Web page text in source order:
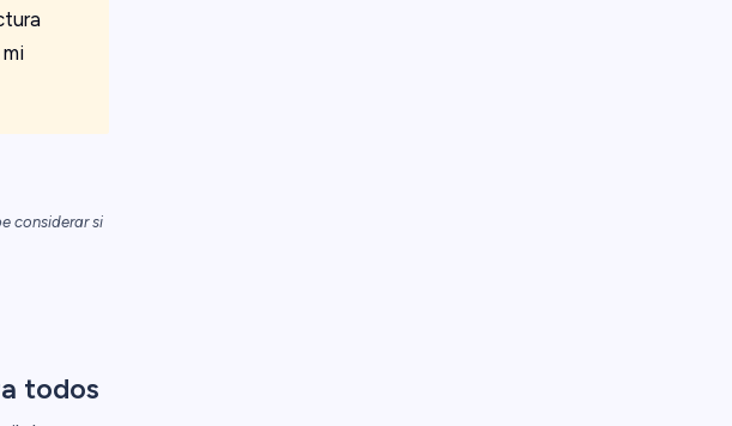
considerar si
todos